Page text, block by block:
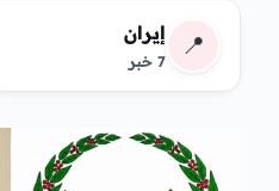
📍 إيران
7 خبر